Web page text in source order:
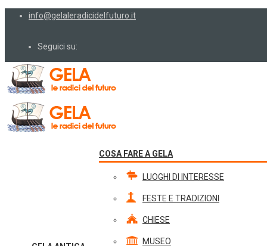
info@gelaleradicidelfuturo.it
Seguici su:
COSA FARE A GELA
LUOGHI DI INTERESSE
FESTE E TRADIZIONI
CHIESE
MUSEO